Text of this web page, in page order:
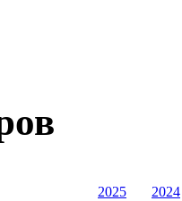
2025
2024